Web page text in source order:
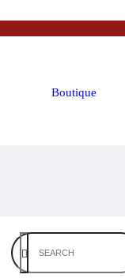
Boutique